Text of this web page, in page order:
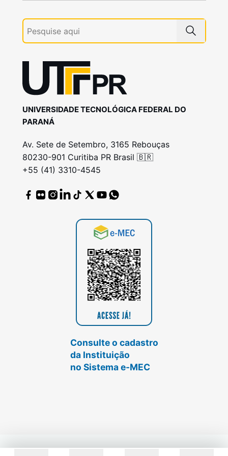
UNIVERSIDADE TECNOLÓGICA FEDERAL DO
PARANÁ
Av. Sete de Setembro, 3165 Rebouças
80230-901 Curitiba PR Brasil 🇧🇷
+55 (41) 3310-4545
Consulte o cadastro
da Instituição
no Sistema e-MEC